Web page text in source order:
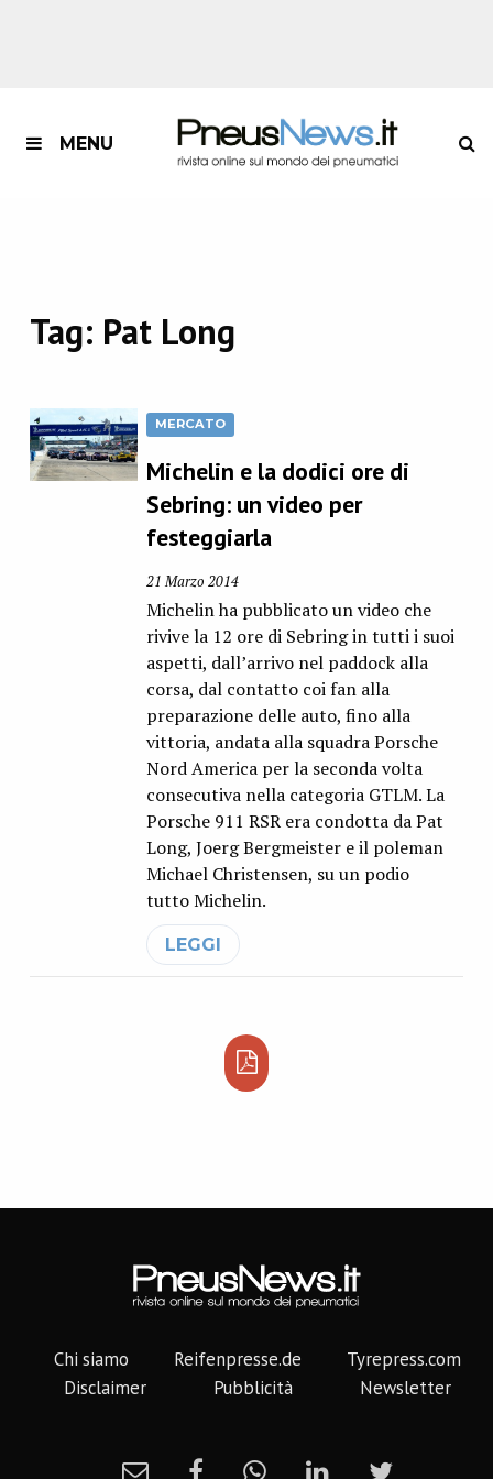
MENU
Tag: Pat Long
MERCATO
Michelin e la dodici ore di
Sebring: un video per
festeggiarla
21 Marzo 2014
Michelin ha pubblicato un video che
rivive la 12 ore di Sebring in tutti i suoi
aspetti, dall’arrivo nel paddock alla
corsa, dal contatto coi fan alla
preparazione delle auto, fino alla
vittoria, andata alla squadra Porsche
Nord America per la seconda volta
consecutiva nella categoria GTLM. La
Porsche 911 RSR era condotta da Pat
Long, Joerg Bergmeister e il poleman
Michael Christensen, su un podio
tutto Michelin.
LEGGI
Chi siamo Reifenpresse.de
Tyrepress.com
Disclaimer
Pubblicità Newsletter